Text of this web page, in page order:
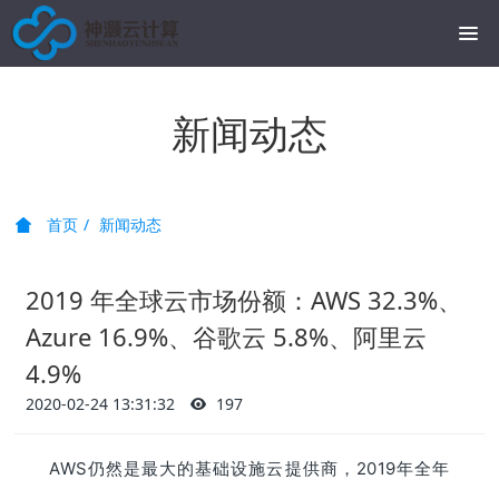
新闻动态
首页 新闻动态
2019 年全球云市场份额：AWS 32.3%、
Azure 16.9%、谷歌云 5.8%、阿里云
4.9%
2020-02-24 13:31:32 197
AWS仍然是最大的基础设施云提供商，2019年全年